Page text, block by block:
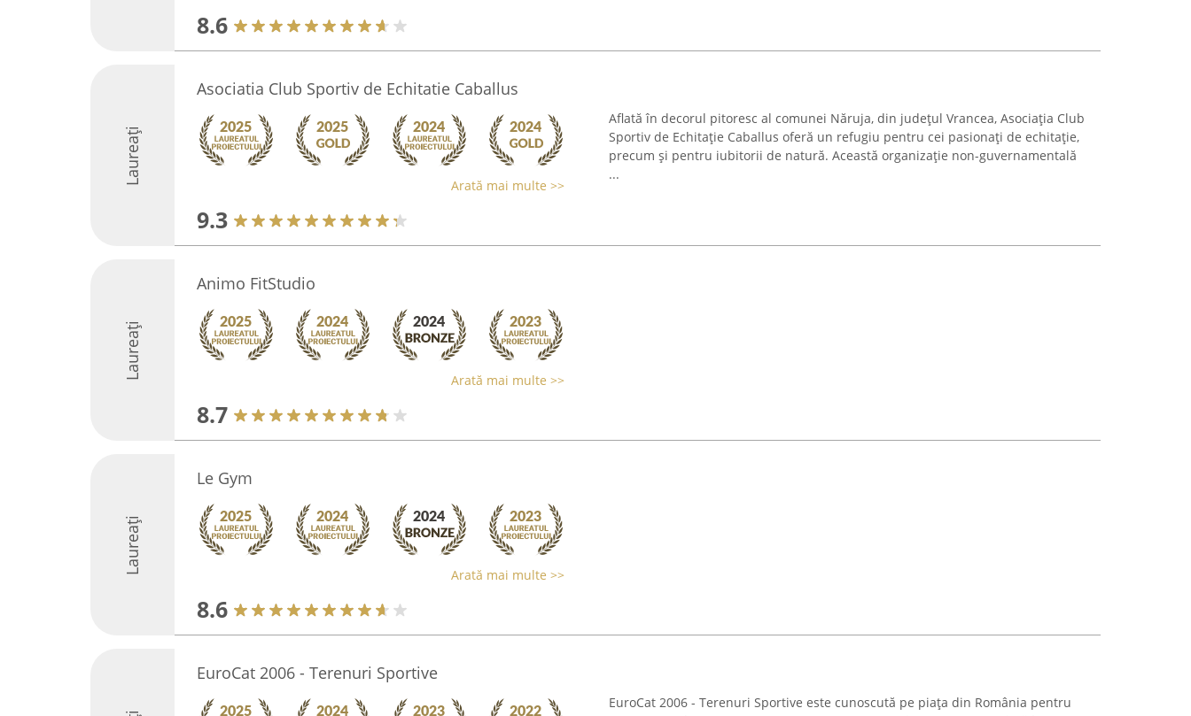
8.6
Laureați
Asociatia Club Sportiv de Echitatie Caballus
Arată mai multe >>
9.3
Aflată în decorul pitoresc al comunei Năruja, din județul Vrancea, Asociația Club
Sportiv de Echitație Caballus oferă un refugiu pentru cei pasionați de echitație,
precum și pentru iubitorii de natură. Această organizație non-guvernamentală
...
Laureați
Animo FitStudio
Arată mai multe >>
8.7
Laureați
Le Gym
Arată mai multe >>
8.6
EuroCat 2006 - Terenuri Sportive
EuroCat 2006 - Terenuri Sportive este cunoscută pe piața din România pentru